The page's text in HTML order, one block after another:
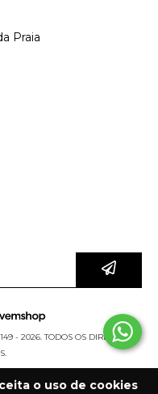
o uso de cookies
Praia
- 2026. TODOS OS DIREITOS